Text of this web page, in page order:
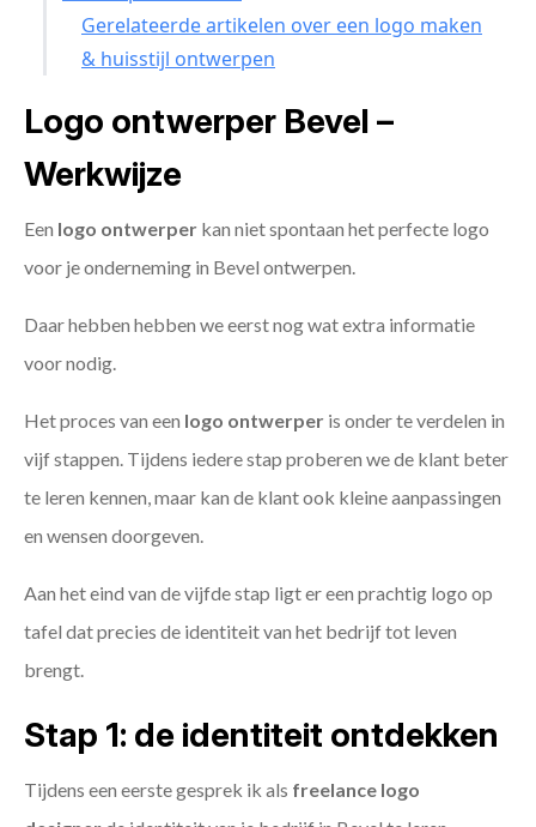
Gerelateerde artikelen over een logo maken
& huisstijl ontwerpen
Logo ontwerper Bevel –
Werkwijze
Een logo ontwerper kan niet spontaan het perfecte logo
voor je onderneming in Bevel ontwerpen.
Daar hebben hebben we eerst nog wat extra informatie
voor nodig.
Het proces van een logo ontwerper is onder te verdelen in
vijf stappen. Tijdens iedere stap proberen we de klant beter
te leren kennen, maar kan de klant ook kleine aanpassingen
en wensen doorgeven.
Aan het eind van de vijfde stap ligt er een prachtig logo op
tafel dat precies de identiteit van het bedrijf tot leven
brengt.
Stap 1: de identiteit ontdekken
Tijdens een eerste gesprek ik als freelance logo